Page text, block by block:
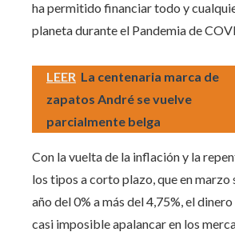
ha permitido financiar todo y
planeta durante el Pandemia de
LEER La centenaria marca de
zapatos André se vuelve
parcialmente belga
Con la vuelta de la inflación y la
los tipos a corto plazo, que en marzo
año del 0% a más del 4,75%, el
casi imposible apalancar en los